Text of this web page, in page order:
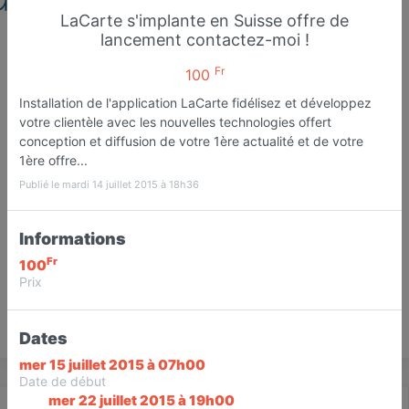
Gruffaz Consulting
Management
Conseiller nouvelles technologies
Genève
Ouvre demain dès 07:00
LaCarte s'implante en Suisse offre de
lancement contactez-moi !
100 Fr
Installation de l'application LaCarte fidélisez et développez
votre clientèle avec les nouvelles technologies offert
conception et diffusion de votre 1ère actualité et de votre
1ère offre...
Publié le mardi 14 juillet 2015 à 18h36
Informations
100Fr
Prix
Dates
mer 15 juillet 2015 à 07h00
Date de début
mer 22 juillet 2015 à 19h00